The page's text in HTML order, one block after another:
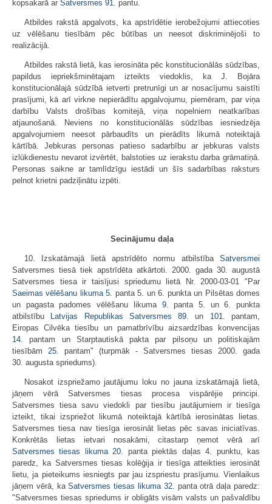
kopsakarā ar Satversmes 91. pantu.
Atbildes rakstā apgalvots, ka apstrīdētie ierobežojumi attiecoties
uz vēlēšanu tiesībām pēc būtības un neesot diskriminējoši to
realizācijā.
Atbildes rakstā lietā, kas ierosināta pēc konstitucionālās sūdzības,
papildus iepriekšminētajam izteikts viedoklis, ka J. Bojāra
konstitucionālajā sūdzībā ietverti pretrunīgi un ar nosacījumu saistīti
prasījumi, kā arī virkne nepierādītu apgalvojumu, piemēram, par viņa
darbību Valsts drošības komitejā, viņa nopelniem neatkarības
atjaunošanā. Neviens no konstitucionālās sūdzības iesniedzēja
apgalvojumiem neesot pārbaudīts un pierādīts likumā noteiktajā
kārtībā. Jebkuras personas patieso sadarbību ar jebkuras valsts
izlūkdienestu nevarot izvērtēt, balstoties uz ierakstu darba grāmatiņā.
Personas saikne ar tamlīdzīgu iestādi un šīs sadarbības raksturs
pelnot krietni padziļinātu izpēti.
Secinājumu daļa
10. Izskatāmajā lietā apstrīdēto normu atbilstība Satversmei
Satversmes tiesā tiek apstrīdēta atkārtoti. 2000. gada 30. augustā
Satversmes tiesa ir taisījusi spriedumu lietā Nr. 2000-03-01 "Par
Saeimas vēlēšanu likuma 5. panta 5. un 6. punkta un Pilsētas domes
un pagasta padomes vēlēšanu likuma 9. panta 5. un 6. punkta
atbilstību
Latvijas Republikas Satversmes 89.un 101. pantam,
Eiropas Cilvēka tiesību un pamatbrīvību aizsardzības konvencijas
14. pantam un Starptautiskā pakta par pilsoņu un politiskajām
tiesībām 25. pantam" (turpmāk - Satversmes tiesas 2000. gada
30. augusta spriedums).
Nosakot izspriežamo jautājumu loku no jauna izskatāmajā lietā,
jāņem vērā Satversmes tiesas procesa vispārējie principi.
Satversmes tiesa savu viedokli par tiesību jautājumiem ir tiesīga
izteikt, tikai izspriežot likumā noteiktajā kārtībā ierosinātas lietas.
Satversmes tiesa nav tiesīga ierosināt lietas pēc savas iniciatīvas.
Konkrētās lietas ietvari nosakāmi, citastarp ņemot vērā arī
Satversmes tiesas likuma 20. panta piektās daļas 4. punktu, kas
paredz, ka Satversmes tiesas kolēģija ir tiesīga atteikties ierosināt
lietu, ja pieteikums iesniegts par jau izspriestu prasījumu. Vienlaikus
jāņem vērā, kaSatversmes tiesas likuma 32. panta otrā daļa paredz:
"Satversmes tiesas spriedums ir obligāts visām valsts un pašvaldību